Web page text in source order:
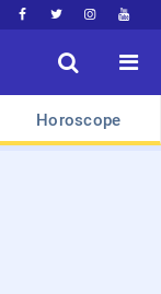
   


Horoscope